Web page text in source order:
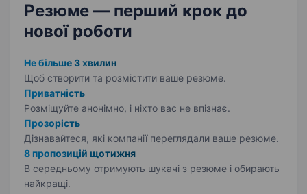
Резюме — перший крок до
нової роботи
Не більше 3 хвилин
Щоб створити та розмістити ваше резюме.
Приватність
Розміщуйте анонімно, і ніхто вас не впізнає.
Прозорість
Дізнавайтеся, які компанії переглядали ваше резюме.
8 пропозицій щотижня
В середньому отримують шукачі з резюме і обирають
найкращі.